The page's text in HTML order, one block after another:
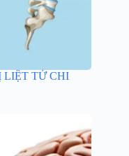
LIỆT TỨ CHI